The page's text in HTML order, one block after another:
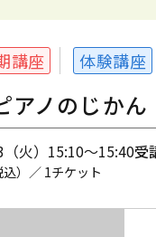
講座 体験講座
アノのじかん
火）15:10～15:40受
込）／ 1チケット